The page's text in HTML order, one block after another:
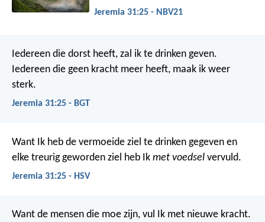
Jeremia 31:25 - NBV21
Iedereen die dorst heeft, zal ik te drinken geven.
Iedereen die geen kracht meer heeft, maak ik weer
sterk.
Jeremia 31:25 - BGT
Want Ik heb de vermoeide ziel te drinken gegeven en
elke treurig geworden ziel heb Ik met voedsel vervuld.
Jeremia 31:25 - HSV
Want de mensen die moe zijn, vul Ik met nieuwe kracht.